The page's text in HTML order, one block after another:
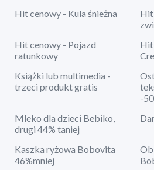
Hit cenowy - Kula śnieżna
Hit
Hit cenowy - Pojazd
ratunkowy
Hit
Książki lub multimedia -
trzeci produkt gratis
-
Mleko dla dzieci Bebiko,
drugi 44% taniej
Kaszka ryżowa Bobovita
46%mniej